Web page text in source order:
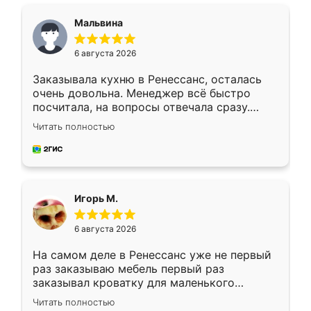
Мальвина
6 августа 2026
Заказывала кухню в Ренессанс, осталась
очень довольна. Менеджер всё быстро
посчитала, на вопросы отвечала сразу.
Замерщик приехал в субботу, подошёл к
делу со всей ответственностью. Собрали
за день, ребята работали аккуратно, даже
Читать полностью
Игорь М.
6 августа 2026
На самом деле в Ренессанс уже не первый
раз заказываю мебель первый раз
заказывал кроватку для маленького
ребёнка при его рождении ,во второй раз
Читать полностью